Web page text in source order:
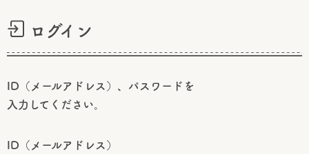
ログイン
ID（メールアドレス）、パスワードを
入力してください。
ID（メールアドレス）